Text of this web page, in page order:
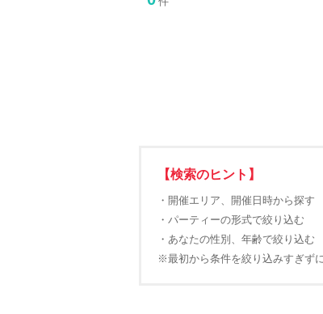
【検索のヒント】
・開催エリア、開催日時から探す
・パーティーの形式で絞り込む
・あなたの性別、年齢で絞り込む
※最初から条件を絞り込みすぎず